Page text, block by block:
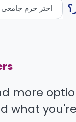
اختر حرم جامعى
more
what